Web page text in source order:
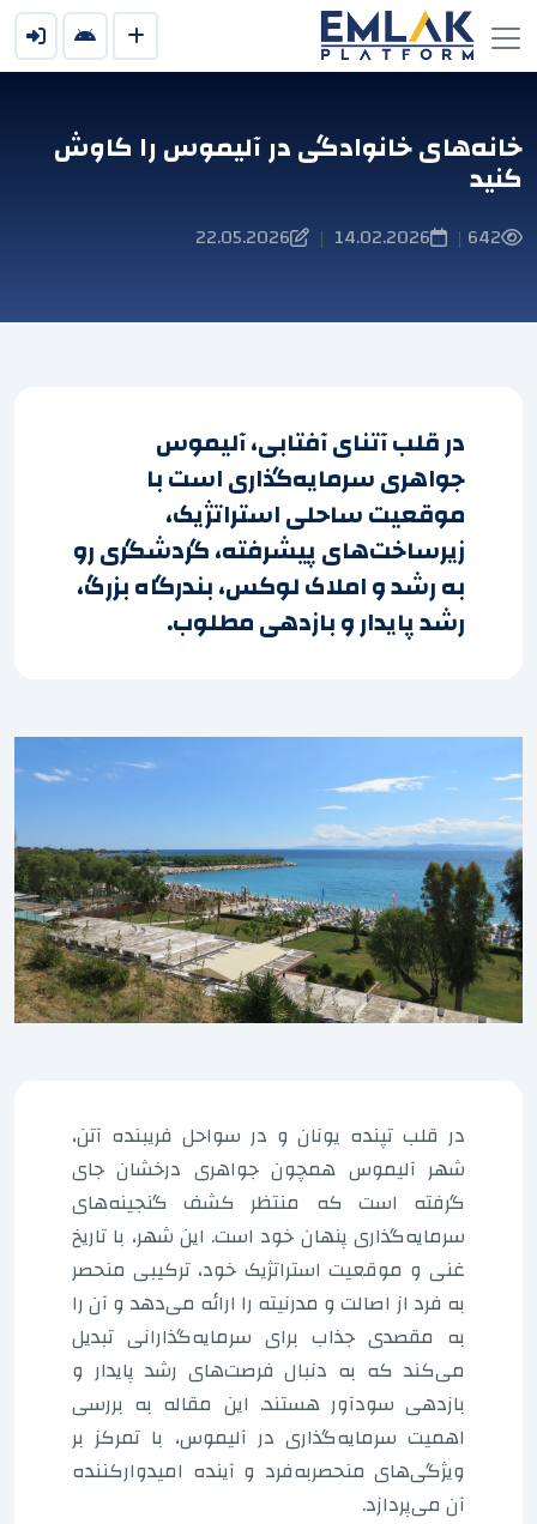
خانه‌های خانوادگی در آلیموس را کاوش
کنید
642
|
14.02.2026
|
22.05.2026
در قلب آتنای آفتابی، آلیموس
جواهری سرمایه‌گذاری است با
موقعیت ساحلی استراتژیک،
زیرساخت‌های پیشرفته، گردشگری رو
به رشد و املاک لوکس، بندرگاه بزرگ،
رشد پایدار و بازدهی مطلوب.
در قلب تپنده یونان و در سواحل فریبنده آتن،
شهر آلیموس همچون جواهری درخشان جای
گرفته است که منتظر کشف گنجینه‌های
سرمایه‌گذاری پنهان خود است. این شهر، با تاریخ
غنی و موقعیت استراتژیک خود، ترکیبی منحصر
به فرد از اصالت و مدرنیته را ارائه می‌دهد و آن را
به مقصدی جذاب برای سرمایه‌گذارانی تبدیل
می‌کند که به دنبال فرصت‌های رشد پایدار و
بازدهی سودآور هستند. این مقاله به بررسی
اهمیت سرمایه‌گذاری در آلیموس، با تمرکز بر
ویژگی‌های منحصربه‌فرد و آینده امیدوارکننده
آن می‌پردازد.